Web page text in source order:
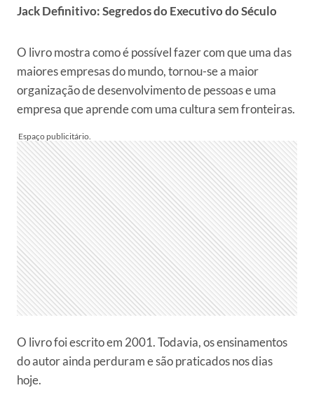
Jack Definitivo: Segredos do Executivo do Século
O livro mostra como é possível fazer com que uma das
maiores empresas do mundo, tornou-se a maior
organização de desenvolvimento de pessoas e uma
empresa que aprende com uma cultura sem fronteiras.
O livro foi escrito em 2001. Todavia, os ensinamentos
do autor ainda perduram e são praticados nos dias
hoje.